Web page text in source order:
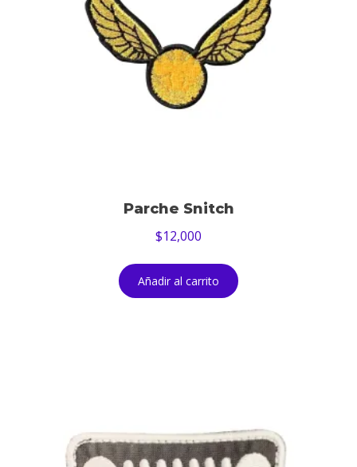
Parche Snitch
$12,000
Añadir al carrito